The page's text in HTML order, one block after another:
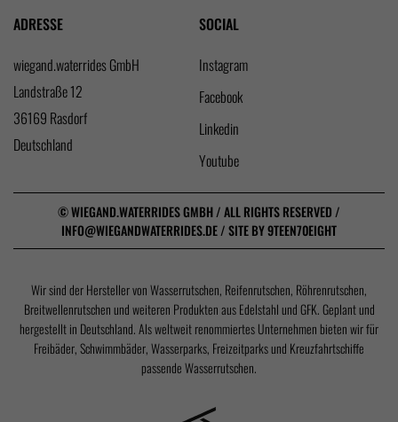
ADRESSE
wiegand.waterrides GmbH
Landstraße 12
36169 Rasdorf
Deutschland
SOCIAL
Instagram
Facebook
Linkedin
Youtube
©WIEGAND.WATERRIDES GMBH /ALL RIGHTS RESERVED /
INFO@WIEGANDWATERRIDES.DE/ SITE BY9TEEN70EIGHT
Wir sind der Hersteller von Wasserrutschen, Reifenrutschen, Röhrenrutschen,
Breitwellenrutschen und weiteren Produkten aus Edelstahl und GFK. Geplant und
hergestellt in Deutschland. Als weltweit renommiertes Unternehmen bieten wir für
Freibäder, Schwimmbäder, Wasserparks, Freizeitparks und Kreuzfahrtschiffe
passende Wasserrutschen.